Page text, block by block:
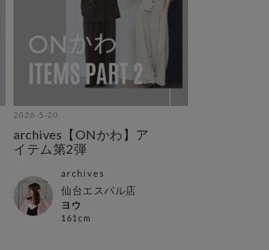
2026-5-20
archives【ONかわ】ア
イテム第2弾
archives
仙台エスパル店
ヨウ
161cm